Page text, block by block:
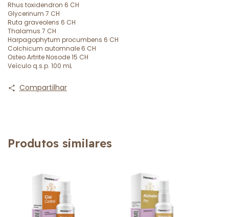
Rhus toxidendron 6 CH
Glycerinum 7 CH
Ruta graveolens 6 CH
Thalamus 7 CH
Harpagophytum procumbens 6 CH
Colchicum automnale 6 CH
Osteo Artrite Nosode 15 CH
Veículo q.s.p. 100 mL
Compartilhar
Produtos similares